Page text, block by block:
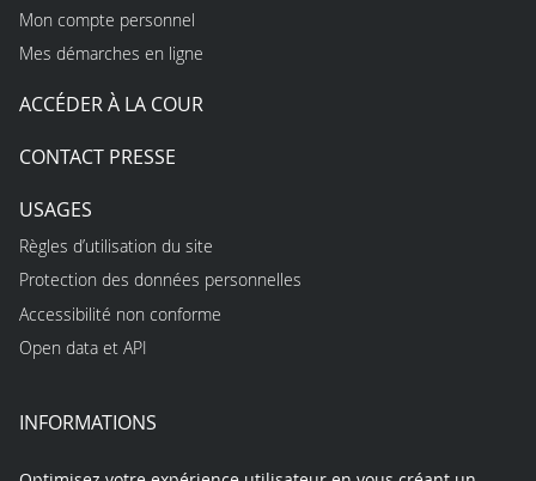
Mon compte personnel
Mes démarches en ligne
ACCÉDER À LA COUR
CONTACT PRESSE
USAGES
Règles d’utilisation du site
Protection des données personnelles
Accessibilité non conforme
Open data et API
INFORMATIONS